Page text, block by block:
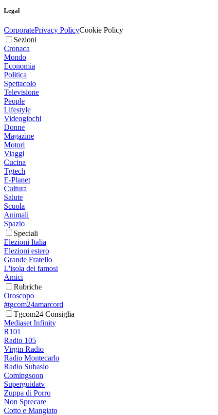
Legal
CorporatePrivacy PolicyCookie Policy
Sezioni
Cronaca
Mondo
Economia
Politica
Spettacolo
Televisione
People
Lifestyle
Videogiochi
Donne
Magazine
Motori
Viaggi
Cucina
Tgtech
E-Planet
Cultura
Salute
Scuola
Animali
Spazio
Speciali
Elezioni Italia
Elezioni estero
Grande Fratello
L'isola dei famosi
Amici
Rubriche
Oroscopo
#tgcom24amarcord
Tgcom24 Consiglia
Mediaset Infinity
R101
Radio 105
Virgin Radio
Radio Montecarlo
Radio Subasio
Comingsoon
Superguidatv
Zuppa di Porro
Non Sprecare
Cotto e Mangiato